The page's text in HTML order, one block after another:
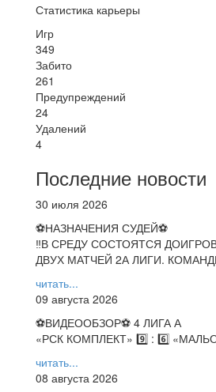
Статистика карьеры
Игр
349
Забито
261
Предупреждений
24
Удалений
4
Последние новости
30 июля 2026
⚽НАЗНАЧЕНИЯ СУДЕЙ⚽
‼В СРЕДУ СОСТОЯТСЯ
ДВУХ МАТЧЕЙ 2А ЛИГИ.
читать...
09 августа 2026
⚽️ВИДЕООБЗОР⚽️ 4 ЛИГА А
«РСК КОМПЛЕКТ» 9️⃣ : 6️⃣
читать...
08 августа 2026